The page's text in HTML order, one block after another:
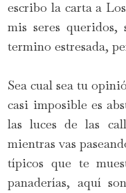
escribo la carta a
mis seres queridos,
termino estresada,
Sea cual sea tu
casi imposible es
las luces de las
mientras vas
típicos que te
panaderías, aquí